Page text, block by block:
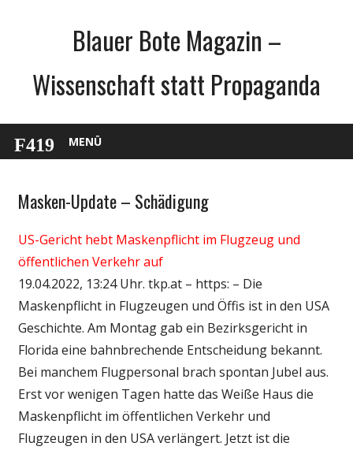
Blauer Bote Magazin –
Wissenschaft statt Propaganda
MENÜ
Gesellschaft
Politik
Wirtschaft
Wissenschaft
Masken-Update – Schädigung
US-Gericht hebt Maskenpflicht im Flugzeug und
öffentlichen Verkehr auf
19.04.2022, 13:24 Uhr. tkp.at – https: – Die
Maskenpflicht in Flugzeugen und Öffis ist in den USA
Geschichte. Am Montag gab ein Bezirksgericht in
Florida eine bahnbrechende Entscheidung bekannt.
Bei manchem Flugpersonal brach spontan Jubel aus.
Erst vor wenigen Tagen hatte das Weiße Haus die
Maskenpflicht im öffentlichen Verkehr und
Flugzeugen in den USA verlängert. Jetzt ist die